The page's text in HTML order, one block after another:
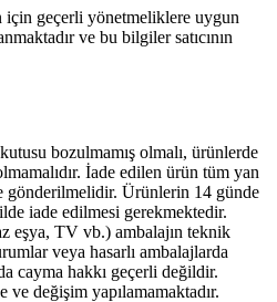
geçerli yönetmeliklere uygun
ve bu bilgiler satıcının
bozulmamış olmalı, ürünlerde
İade edilen ürün tüm yan
gönderilmelidir. Ürünlerin 14 günde
iade edilmesi gerekmektedir.
eşya, TV vb.) ambalajın teknik
veya hasarlı ambalajlarda
cayma hakkı geçerli değildir.
ve değişim yapılamamaktadır.